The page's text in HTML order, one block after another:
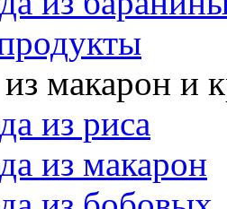
макарон и
из риса
из макарон